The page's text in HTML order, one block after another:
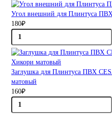
Угол внешний для Плинтуса
180₽
Заглушка для Плинтуса ПВХ
матовый
160₽